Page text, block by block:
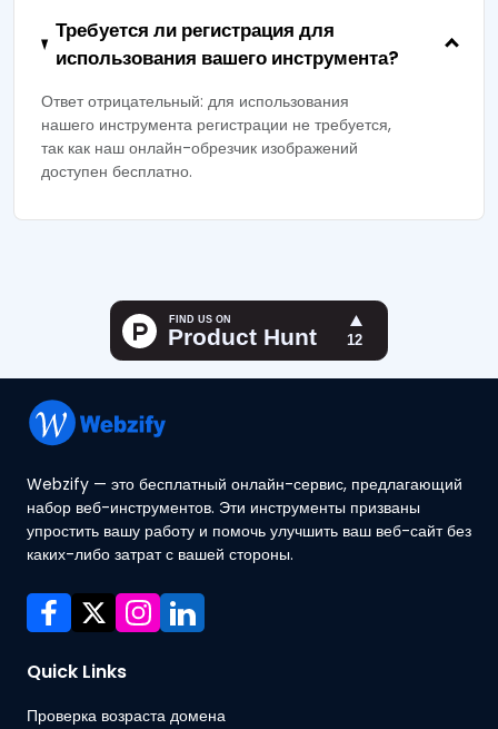
Требуется ли регистрация для
использования вашего инструмента?
Ответ отрицательный: для использования
нашего инструмента регистрации не требуется,
так как наш онлайн-обрезчик изображений
доступен бесплатно.
Webzify — это бесплатный онлайн-сервис, предлагающий
набор веб-инструментов. Эти инструменты призваны
упростить вашу работу и помочь улучшить ваш веб-сайт без
каких-либо затрат с вашей стороны.
Quick Links
Проверка возраста домена